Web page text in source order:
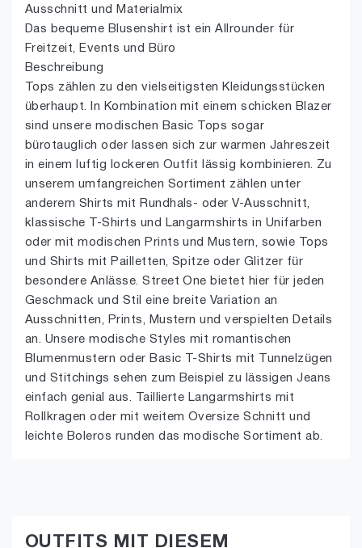
Ausschnitt und Materialmix
Das bequeme Blusenshirt ist ein Allrounder für
Freitzeit, Events und Büro
Beschreibung
Tops zählen zu den vielseitigsten Kleidungsstücken
überhaupt. In Kombination mit einem schicken Blazer
sind unsere modischen Basic Tops sogar
bürotauglich oder lassen sich zur warmen Jahreszeit
in einem luftig lockeren Outfit lässig kombinieren. Zu
unserem umfangreichen Sortiment zählen unter
anderem Shirts mit Rundhals- oder V-Ausschnitt,
klassische T-Shirts und Langarmshirts in Unifarben
oder mit modischen Prints und Mustern, sowie Tops
und Shirts mit Pailletten, Spitze oder Glitzer für
besondere Anlässe. Street One bietet hier für jeden
Geschmack und Stil eine breite Variation an
Ausschnitten, Prints, Mustern und verspielten Details
an. Unsere modische Styles mit romantischen
Blumenmustern oder Basic T-Shirts mit Tunnelzügen
und Stitchings sehen zum Beispiel zu lässigen Jeans
einfach genial aus. Taillierte Langarmshirts mit
Rollkragen oder mit weitem Oversize Schnitt und
leichte Boleros runden das modische Sortiment ab.
OUTFITS MIT DIESEM